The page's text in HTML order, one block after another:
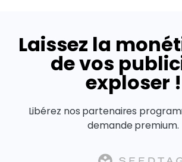
Laissez la
de vos
exploser !
Libérez nos partenaires
demande premium.